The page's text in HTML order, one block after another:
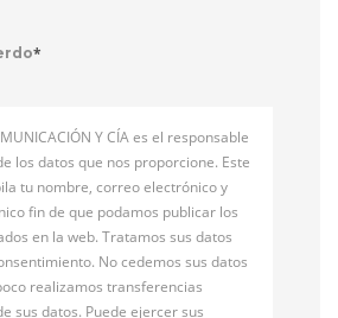
*
Y CÍA es el responsable
los datos que nos proporcione. Este
tu nombre, correo electrónico y
fin de que podamos publicar los
en la web. Tratamos sus datos
No cedemos sus datos
realizamos transferencias
sus datos. Puede ejercer sus